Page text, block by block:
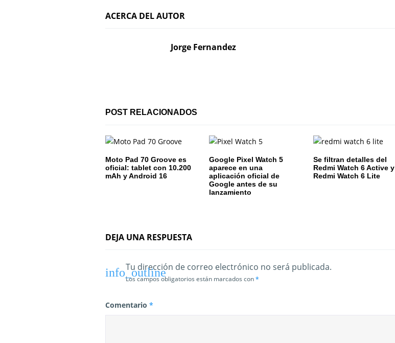
e
ó
n
d
e
t
a
a
ACERCA DEL AUTOR
Jorge Fernandez
POST RELACIONADOS
Moto Pad 70 Groove es
oficial: tablet con 10.200
mAh y Android 16
Google Pixel Watch 5
aparece en una
aplicación oficial de
Google antes de su
lanzamiento
Se filtran detalles del
Redmi Watch 6 Active y
Redmi Watch 6 Lite
DEJA UNA RESPUESTA
Tu dirección de correo electrónico no será publicada.
Los campos obligatorios están marcados con*
Comentario *